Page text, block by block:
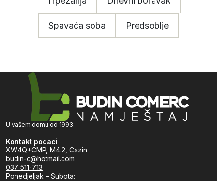
Spavaća soba Predsoblje
U vašem domu od 1993.
Kontakt podaci
XW4Q+CMP, M4.2, Cazin
budin-c@hotmail.com
037 511-713
Ponedjeljak – Subota: